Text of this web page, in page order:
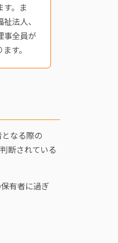
。ま
法人、
事全員が
す。
なる際の
断されている
有者に過ぎ